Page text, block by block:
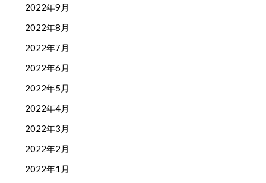
2022年9月
2022年8月
2022年7月
2022年6月
2022年5月
2022年4月
2022年3月
2022年2月
2022年1月